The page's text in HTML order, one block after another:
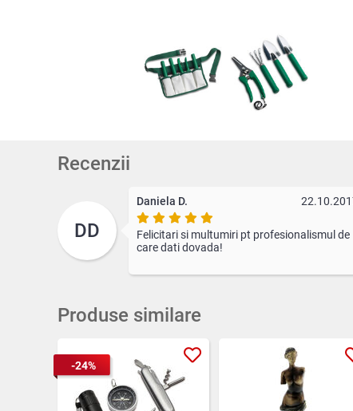
Recenzii
DD
Daniela D.
Felicitari si multumiri pt profesionalismul de
care dati dovada!
Produse similare
-24%